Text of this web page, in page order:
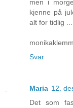
men i
kjenne på
alt for tidlig ...
Svar
Maria 12.
Det som